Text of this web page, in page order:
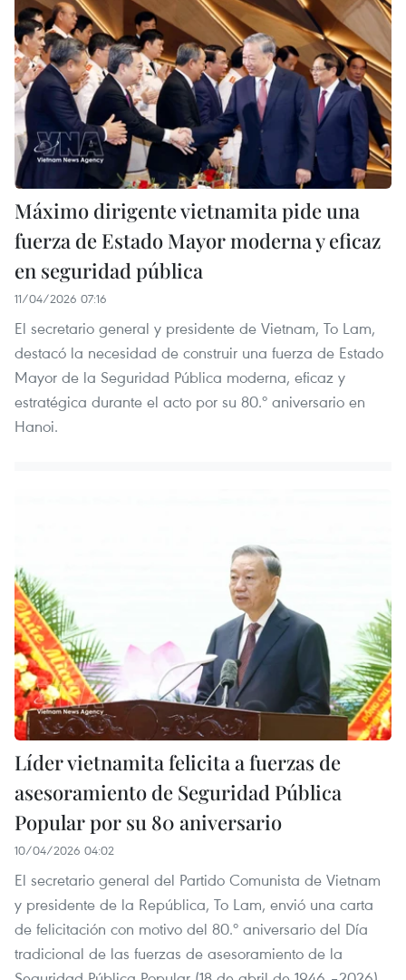
Máximo dirigente vietnamita pide una
fuerza de Estado Mayor moderna y eficaz
en seguridad pública
11/04/2026 07:16
El secretario general y presidente de Vietnam, To Lam,
destacó la necesidad de construir una fuerza de Estado
Mayor de la Seguridad Pública moderna, eficaz y
estratégica durante el acto por su 80.º aniversario en
Hanoi.
Líder vietnamita felicita a fuerzas de
asesoramiento de Seguridad Pública
Popular por su 80 aniversario
10/04/2026 04:02
El secretario general del Partido Comunista de Vietnam
y presidente de la República, To Lam, envió una carta
de felicitación con motivo del 80.º aniversario del Día
tradicional de las fuerzas de asesoramiento de la